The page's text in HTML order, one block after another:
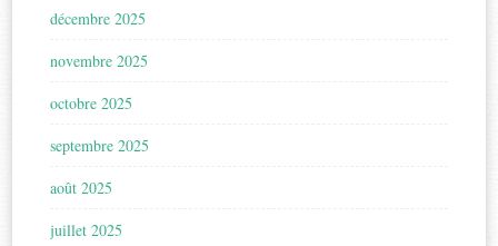
décembre 2025
novembre 2025
octobre 2025
septembre 2025
août 2025
juillet 2025